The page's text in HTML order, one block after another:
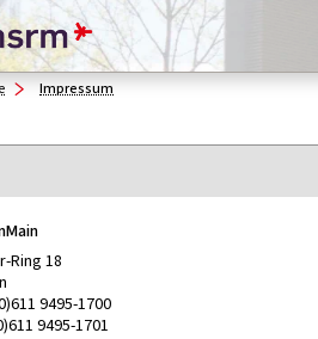
Impressum
Ring 18
9495-1700
9495-1701